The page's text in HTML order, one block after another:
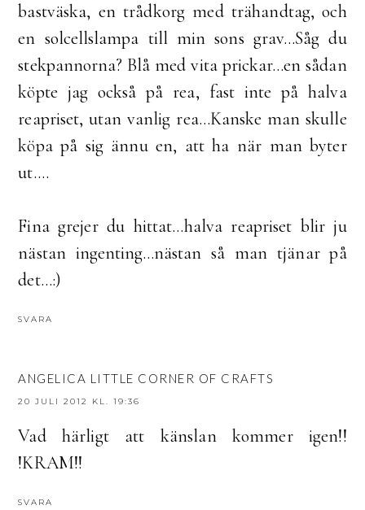
bastväska, en trådkorg med trähandtag, och
en solcellslampa till min sons grav...Såg du
stekpannorna? Blå med vita prickar...en sådan
köpte jag också på rea, fast inte på halva
reapriset, utan vanlig rea...Kanske man skulle
köpa på sig ännu en, att ha när man byter
ut....
Fina grejer du hittat...halva reapriset blir ju
nästan ingenting...nästan så man tjänar på
det...:)
SVARA
ANGELICA LITTLE CORNER OF CRAFTS
20 JULI 2012 KL. 19:36
Vad härligt att känslan kommer igen!!
!KRAM!!
SVARA